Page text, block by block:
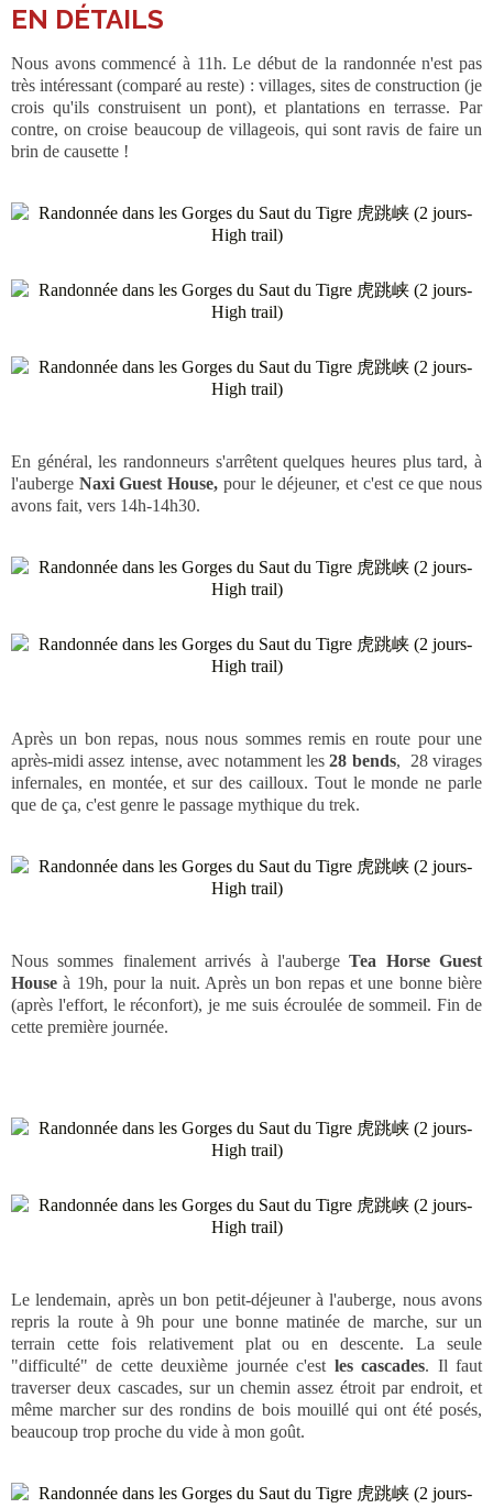
EN DÉTAILS
Nous avons commencé à 11h. Le début de la randonnée n'est pas
très intéressant (comparé au reste) : villages, sites de construction (je
crois qu'ils construisent un pont), et plantations en terrasse. Par
contre, on croise beaucoup de villageois, qui sont ravis de faire un
brin de causette !
En général, les randonneurs s'arrêtent quelques heures plus tard, à
l'auberge Naxi Guest House, pour le déjeuner, et c'est ce que nous
avons fait, vers 14h-14h30.
Après un bon repas, nous nous sommes remis en route pour une
après-midi assez intense, avec notamment les28 bends, 28 virages
infernales, en montée, et sur des cailloux. Tout le monde ne parle
que de ça, c'est genre le passage mythique du trek.
Nous sommes finalement arrivés à l'aubergeTea Horse Guest
House à 19h, pour la nuit. Après un bon repas et une bonne bière
(après l'effort, le réconfort), je me suis écroulée de sommeil. Fin de
cette première journée.
Le lendemain, après un bon petit-déjeuner à l'auberge, nous avons
repris la route à 9h pour une bonne matinée de marche, sur un
terrain cette fois relativement plat ou en descente. La seule
"difficulté" de cette deuxième journée c'est les cascades. Il faut
traverser deux cascades, sur un chemin assez étroit par endroit, et
même marcher sur des rondins de bois mouillé qui ont été posés,
beaucoup trop proche du vide à mon goût.